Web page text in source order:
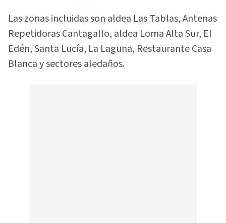
Las zonas incluidas son aldea Las Tablas, Antenas
Repetidoras Cantagallo, aldea Loma Alta Sur, El
Edén, Santa Lucía, La Laguna, Restaurante Casa
Blanca y sectores aledaños.